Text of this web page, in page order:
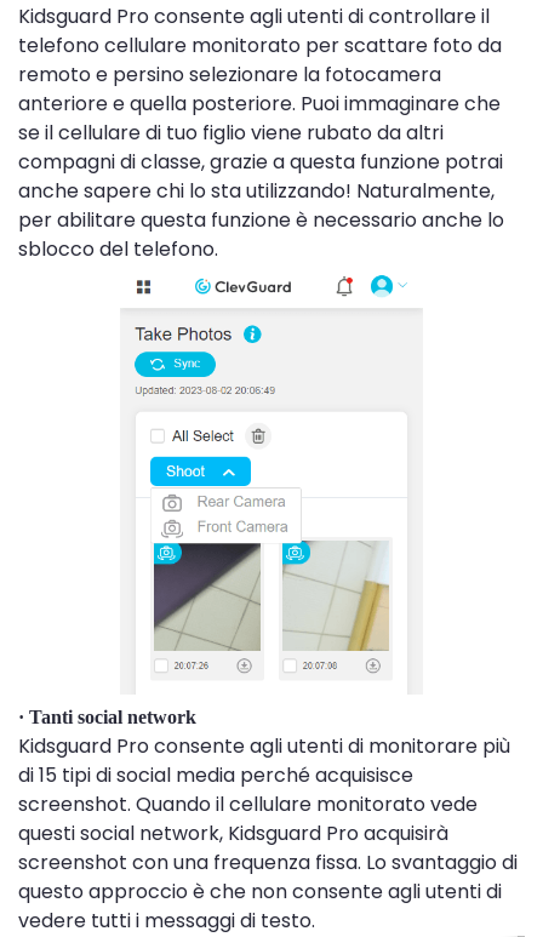
Kidsguard Pro consente agli utenti di controllare il
telefono cellulare monitorato per scattare foto da
remoto e persino selezionare la fotocamera
anteriore e quella posteriore. Puoi immaginare che
se il cellulare di tuo figlio viene rubato da altri
compagni di classe, grazie a questa funzione potrai
anche sapere chi lo sta utilizzando! Naturalmente,
per abilitare questa funzione è necessario anche lo
sblocco del telefono.
· Tanti social network
Kidsguard Pro consente agli utenti di monitorare più
di 15 tipi di social media perché acquisisce
screenshot. Quando il cellulare monitorato vede
questi social network, Kidsguard Pro acquisirà
screenshot con una frequenza fissa. Lo svantaggio di
questo approccio è che non consente agli utenti di
vedere tutti i messaggi di testo.